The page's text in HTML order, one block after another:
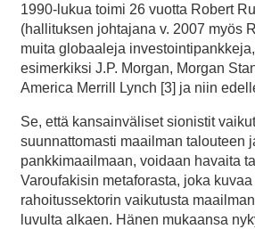
1990-lukua toimi 26 vuotta Robert
(hallituksen johtajana v. 2007 myös
muita globaaleja
esimerkiksi J.P. Morgan, Morgan
America Merrill Lynch [3] ja niin
Se, että kansainväliset sionistit
suunnattomasti maailman talouteen
pankkimaailmaan, voidaan havaita
Varoufakisin metaforasta, joka
rahoitussektorin vaikutusta
luvulta alkaen. Hänen mukaansa